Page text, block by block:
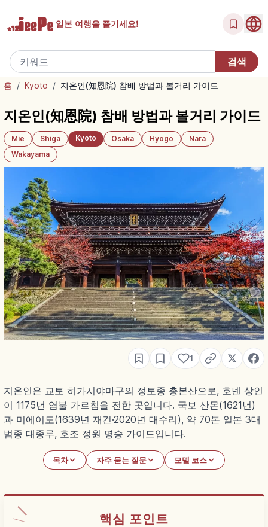
일본 여행을 즐기세요!
홈 / Kyoto / 지온인(知恩院) 참배 방법과 볼거리 가이드
지온인(知恩院) 참배 방법과 볼거리 가이드
Mie Shiga Kyoto Osaka Hyogo
Nara
Wakayama
1
지온인은 교토 히가시야마구의 정토종 총본산으로, 호넨 상인
이 1175년 염불 가르침을 전한 곳입니다. 국보 산몬(1621년)
과 미에이도(1639년 재건·2020년 대수리), 약 70톤 일본 3대
범종 대종루, 호조 정원 명승 가이드입니다.
목차 자주 묻는 질문 모델 코스
핵심 포인트